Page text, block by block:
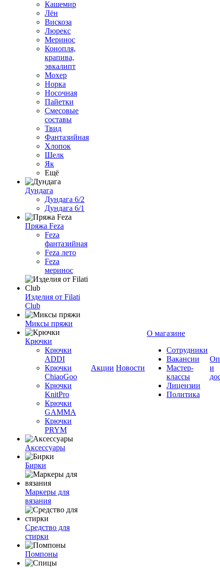
Кашемир
Лён
Вискоза
Люрекс
Меринос
Конопля,
крапива,
эвкалипт
Мохер
Норка
Носочная
Пайетки
Смесовые
составы
Твид
Фантазийная
Хлопок
Шелк
Як
Ещё
Дундага
Дундага 6/2
Дундага 6/1
Пряжа Feza
Feza
фантазийная
Feza лето
Feza
меринос
Изделия от Filati
Club
Миксы пряжи
Крючки
Крючки
ADDI
Крючки
ChiaoGoo
Крючки
KnitPro
Крючки
GAMMA
Крючки
PRYM
Аксессуары
Бирки
Маркеры для
вязания
Средство для
стирки
Помпоны
Акции Новости
О магазине
Сотрудники
Вакансии
Мастер-
классы
Лицензии
Политика
и